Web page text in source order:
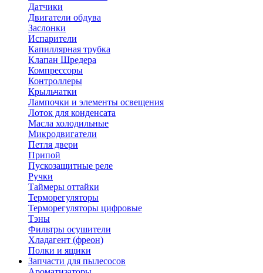
Датчики
Двигатели обдува
Заслонки
Испарители
Капиллярная трубка
Клапан Шредера
Компрессоры
Контроллеры
Крыльчатки
Лампочки и элементы освещения
Лоток для конденсата
Масла холодильные
Микродвигатели
Петля двери
Припой
Пускозащитные реле
Ручки
Таймеры оттайки
Терморегуляторы
Терморегуляторы цифровые
Тэны
Фильтры осушители
Хладагент (фреон)
Полки и ящики
Запчасти для пылесосов